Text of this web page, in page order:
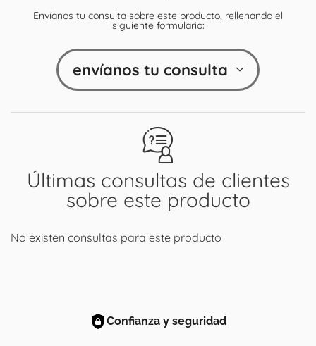
Últimas consultas de clientes
sobre este producto
No existen consultas para este producto
Envíanos tu consulta sobre este producto, rellenando el
siguiente formulario:
envíanos tu consulta
Confianza y seguridad